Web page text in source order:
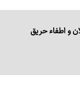
و اطفاء حریق